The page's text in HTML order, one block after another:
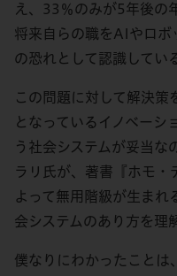
え、33％のみが5年後の
将来自らの職をAIやロボ
の恐れとして認識してい
この問題に対して解決策
となっているイノベーシ
う社会システムが妥当な
ラリ氏が、著書『ホモ・
よって無用階級が生まれ
会システムのあり方を理
僕なりにわかったことは